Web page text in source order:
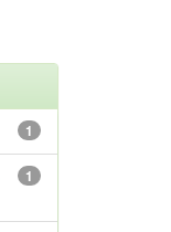
1
1